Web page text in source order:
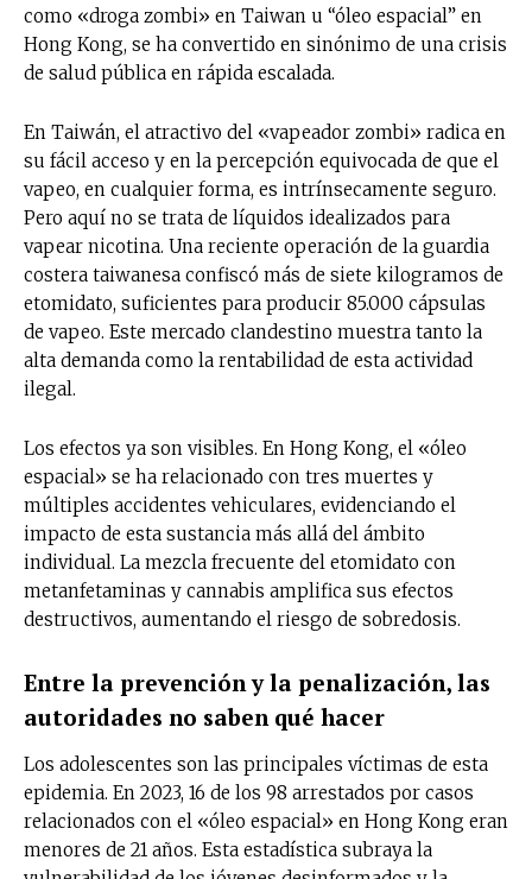
como «droga zombi» en Taiwan u “óleo espacial” en
Hong Kong, se ha convertido en sinónimo de una crisis
de salud pública en rápida escalada.
En Taiwán, el atractivo del «vapeador zombi» radica en
su fácil acceso y en la percepción equivocada de que el
vapeo, en cualquier forma, es intrínsecamente seguro.
Pero aquí no se trata de líquidos idealizados para
vapear nicotina. Una reciente operación de la guardia
costera taiwanesa confiscó más de siete kilogramos de
etomidato, suficientes para producir 85.000 cápsulas
de vapeo. Este mercado clandestino muestra tanto la
alta demanda como la rentabilidad de esta actividad
ilegal.
Los efectos ya son visibles. En Hong Kong, el «óleo
espacial» se ha relacionado con tres muertes y
múltiples accidentes vehiculares, evidenciando el
impacto de esta sustancia más allá del ámbito
individual. La mezcla frecuente del etomidato con
metanfetaminas y cannabis amplifica sus efectos
destructivos, aumentando el riesgo de sobredosis.
Entre la prevención y la penalización, las
autoridades no saben qué hacer
Los adolescentes son las principales víctimas de esta
epidemia. En 2023, 16 de los 98 arrestados por casos
relacionados con el «óleo espacial» en Hong Kong eran
menores de 21 años. Esta estadística subraya la